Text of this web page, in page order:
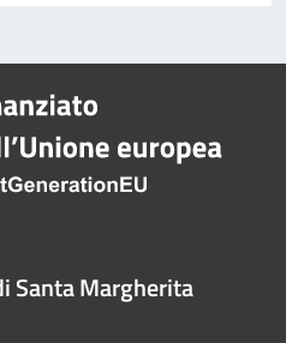
Santa Margherita